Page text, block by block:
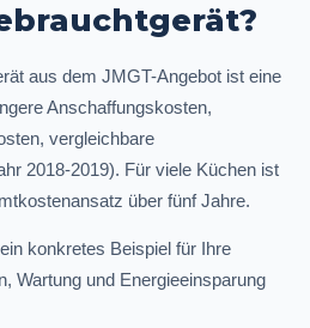
aus dem JMGT-Angebot ist eine
Anschaffungskosten,
vergleichbare
2018-2019). Für viele Küchen ist
über fünf Jahre.
konkretes Beispiel für Ihre
Wartung und Energieeinsparung